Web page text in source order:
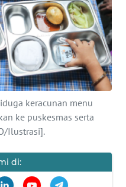
keracunan menu
ke puskesmas serta
Ilustrasi].
di: